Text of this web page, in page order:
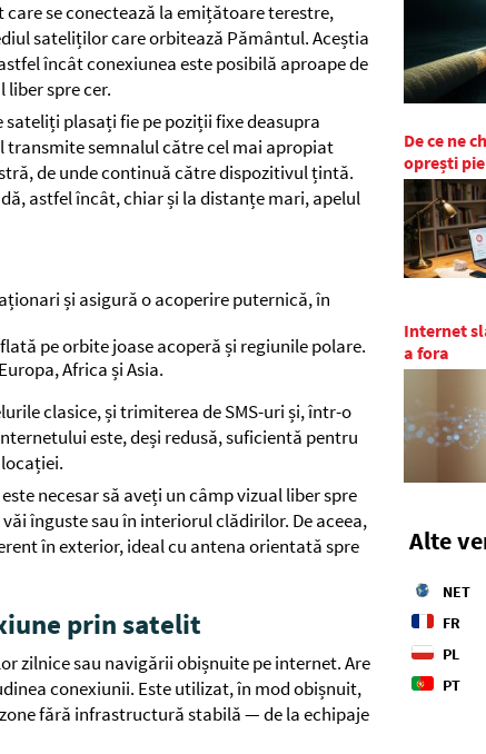
se conectează la emițătoare terestre,
sateliților care orbitează Pământul. Aceștia
încât conexiunea este posibilă aproape de
spre cer.
plasați fie pe poziții fixe deasupra
transmite semnalul către cel mai apropiat
de unde continuă către dispozitivul țintă.
astfel încât, chiar și la distanțe mari, apelul
și asigură o acoperire puternică, în
pe orbite joase acoperă și regiunile polare.
Africa și Asia.
clasice, și trimiterea de SMS-uri și, într-o
este, deși redusă, suficientă pentru
necesar să aveți un câmp vizual liber spre
înguste sau în interiorul clădirilor. De aceea,
în exterior, ideal cu antena orientată spre
prin satelit
zilnice sau navigării obișnuite pe internet. Are
conexiunii. Este utilizat, în mod obișnuit,
fără infrastructură stabilă — de la echipaje
De ce ne
oprești
Internet
a fora
Alte
NET
FR
PL
PT